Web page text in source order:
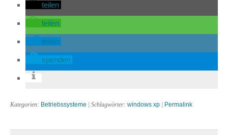
teilen
teilen
teilen
spenden
Kategorien: Betriebssysteme | Schlagwörter: windows xp Permalink